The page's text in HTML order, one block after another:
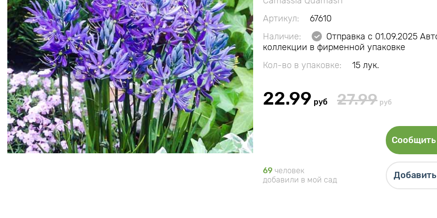
Артикул:
67610
Наличие:
Отправка с 01.09.2025
коллекции в фирменной упаковке
Кол-во в упаковке:
15 лук.
22.99 руб 27.99 руб
69 человек
добавили в мой сад